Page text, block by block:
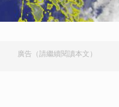
廣告（請繼續閱讀本文）